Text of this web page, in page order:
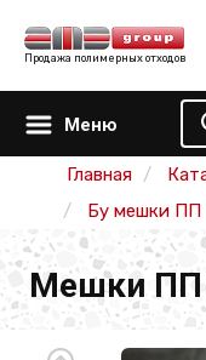
Продажа полимерных отходов
Меню
Главная
Бу мешки ПП
Мешки ПП